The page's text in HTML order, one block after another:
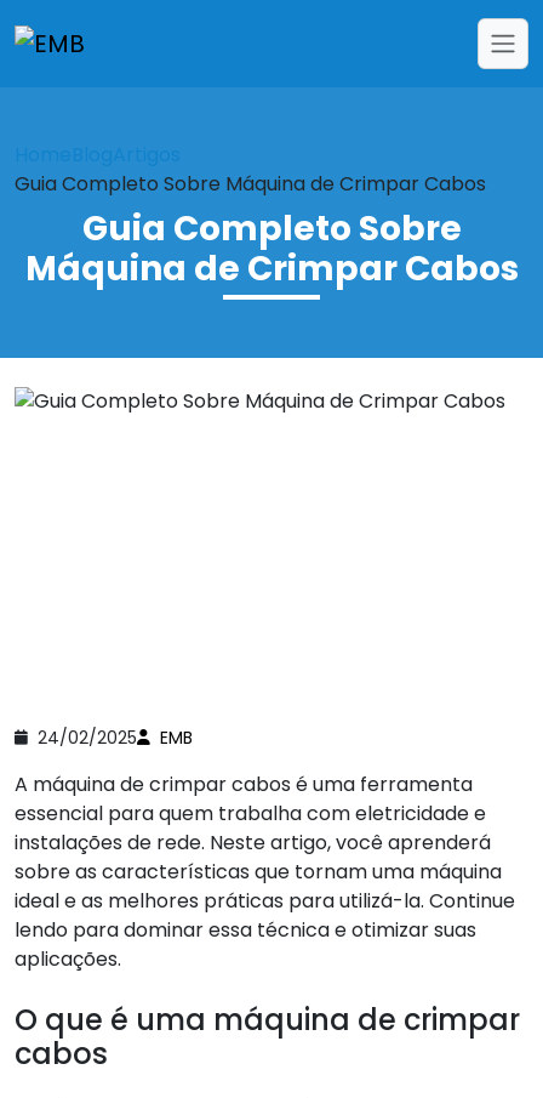
Home Blog
Artigos
Guia Completo Sobre Máquina de Crimpar Cabos
Guia Completo Sobre
Máquina de Crimpar Cabos
24/02/2025 EMB
A máquina de crimpar cabos é uma ferramenta
essencial para quem trabalha com eletricidade e
instalações de rede. Neste artigo, você aprenderá
sobre as características que tornam uma máquina
ideal e as melhores práticas para utilizá-la. Continue
lendo para dominar essa técnica e otimizar suas
aplicações.
O que é uma máquina de crimpar
cabos